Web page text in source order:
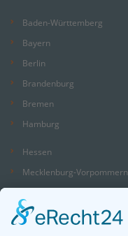
Baden-Württemberg
Bayern
Berlin
Brandenburg
Bremen
Hamburg
Hessen
Mecklenburg-Vorpommern
Niedersachsen
Nordrhein-Westfalen